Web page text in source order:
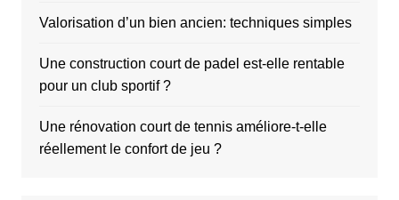
Valorisation d’un bien ancien: techniques simples
Une construction court de padel est-elle rentable
pour un club sportif ?
Une rénovation court de tennis améliore-t-elle
réellement le confort de jeu ?